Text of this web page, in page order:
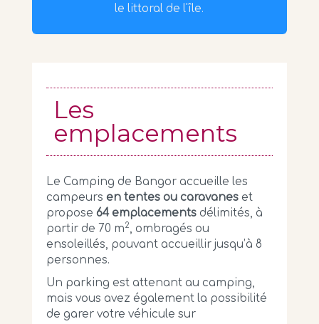
le littoral de l'île.
Les
emplacements
Le Camping de Bangor accueille les
campeurs en tentes ou caravaneset
propose 64 emplacementsdélimités, à
partir de 70 m2, ombragés ou
ensoleillés, pouvant accueillir jusqu’à 8
personnes.
Un parking est attenant au camping,
mais vous avez également la possibilité
de garer votre véhicule sur